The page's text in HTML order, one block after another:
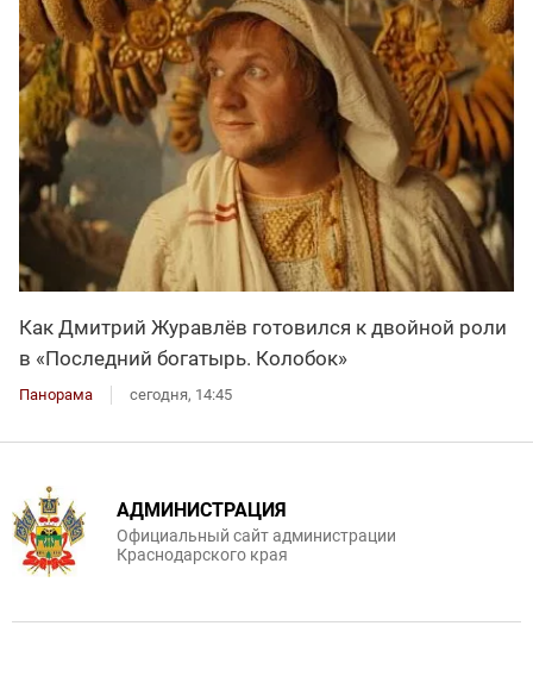
Как Дмитрий Журавлёв готовился к двойной роли
в «Последний богатырь. Колобок»
Панорама сегодня, 14:45
АДМИНИСТРАЦИЯ
Официальный сайт администрации
Краснодарского края